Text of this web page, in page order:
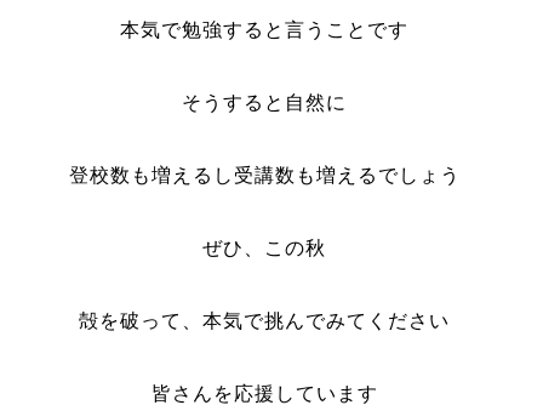
本気で勉強すると言うことです
そうすると自然に
登校数も増えるし受講数も増えるでしょう
ぜひ、この秋
殻を破って、本気で挑んでみてください
皆さんを応援しています